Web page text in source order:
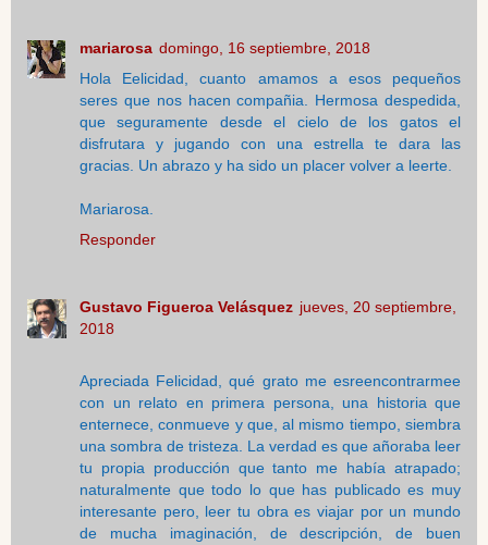
mariarosa domingo, 16 septiembre, 2018
Hola Eelicidad, cuanto amamos a esos pequeños
seres que nos hacen compañia. Hermosa despedida,
que seguramente desde el cielo de los gatos el
disfrutara y jugando con una estrella te dara las
gracias. Un abrazo y ha sido un placer volver a leerte.
Mariarosa.
Responder
Gustavo Figueroa Velásquez jueves, 20 septiembre,
2018
Apreciada Felicidad, qué grato me esreencontrarmee
con un relato en primera persona, una historia que
enternece, conmueve y que, al mismo tiempo, siembra
una sombra de tristeza. La verdad es que añoraba leer
tu propia producción que tanto me había atrapado;
naturalmente que todo lo que has publicado es muy
interesante pero, leer tu obra es viajar por un mundo
de mucha imaginación, de descripción, de buen